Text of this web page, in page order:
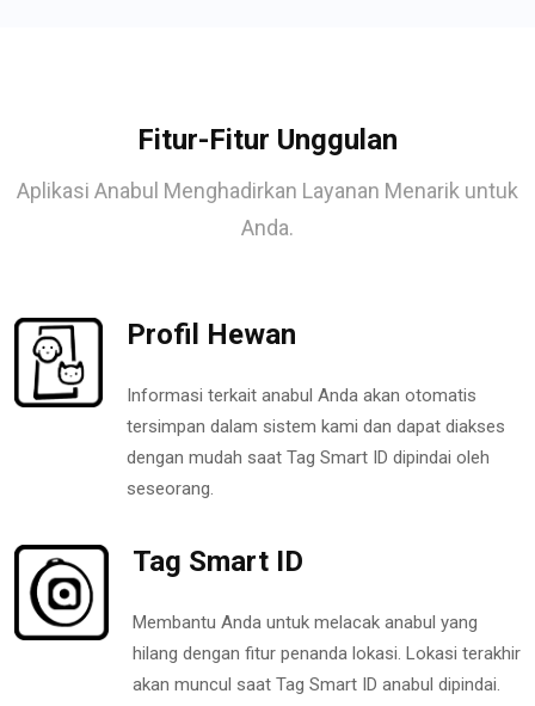
Fitur-Fitur Unggulan
Aplikasi Anabul Menghadirkan Layanan Menarik untuk
Anda.
Profil Hewan
Informasi terkait anabul Anda akan otomatis
tersimpan dalam sistem kami dan dapat diakses
dengan mudah saat Tag Smart ID dipindai oleh
seseorang.
Tag Smart ID
Membantu Anda untuk melacak anabul yang
hilang dengan fitur penanda lokasi. Lokasi terakhir
akan muncul saat Tag Smart ID anabul dipindai.